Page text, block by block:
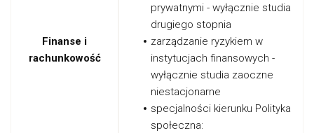
Finanse i
rachunkowość
prywatnymi - wyłącznie studia
drugiego stopnia
zarządzanie ryzykiem w
instytucjach finansowych -
wyłącznie studia zaoczne
niestacjonarne
specjalności kierunku Polityka
społeczna: